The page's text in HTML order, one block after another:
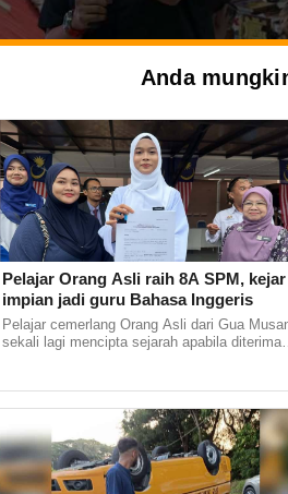
naik taraf
Anda
Pelajar Orang Asli raih 8A SPM, kejar
impian jadi guru Bahasa Inggeris
Pelajar cemerlang Orang Asli dari Gua
sekali lagi mencipta sejarah apabila diterima